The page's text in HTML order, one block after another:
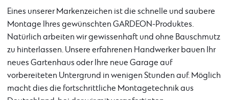
Eines unserer Markenzeichen ist die schnelle und saubere
Montage Ihres gewünschten GARDEON-Produktes.
Natürlich arbeiten wir gewissenhaft und ohne Bauschmutz
zu hinterlassen. Unsere erfahrenen Handwerker bauen Ihr
neues Gartenhaus oder Ihre neue Garage auf
vorbereiteten Untergrund in wenigen Stunden auf. Möglich
macht dies die fortschrittliche Montagetechnik aus